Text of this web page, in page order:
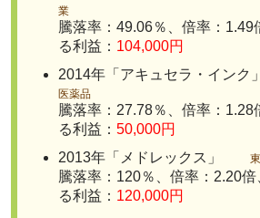
業
騰落率：49.06％、倍率：1.49
る利益： 104,000円
2014年「アキュセラ・インク
医薬品
騰落率：27.78％、倍率：1.28
る利益： 50,000円
2013年「メドレックス」
騰落率：120％、倍率：2.20倍
る利益： 120,000円